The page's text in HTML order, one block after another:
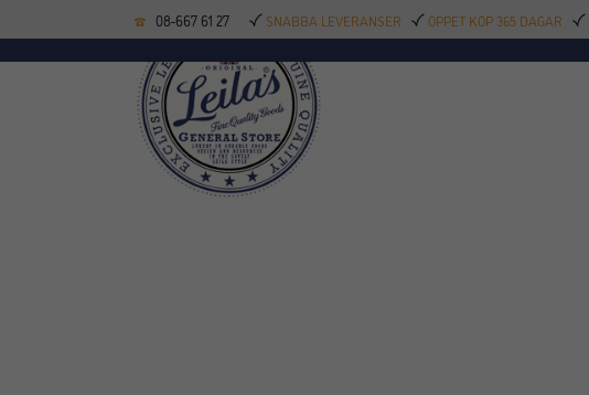
08-667 61 27 SNABBA LEVERANSER ÖPPET KÖP 365 DAGAR
KÖKSREDSKAP BAKTILLBEHÖR